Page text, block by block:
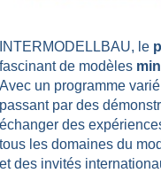
INTERMODELLBAU, le
fascinant de modèles
Avec un programme
passant par des
échanger des
tous les domaines du
et des invités